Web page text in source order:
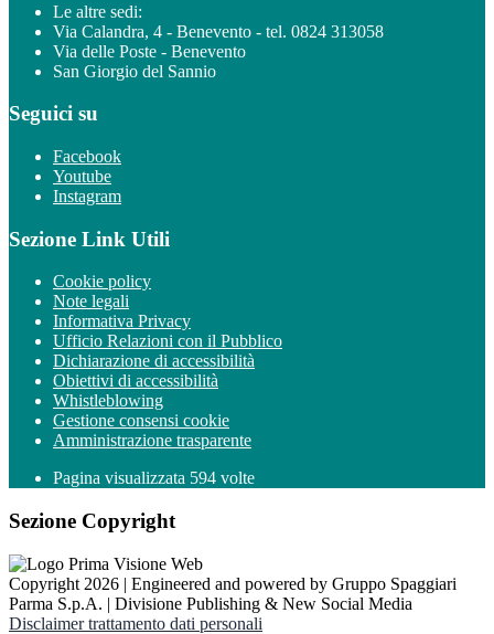
Le altre sedi:
Via Calandra, 4 - Benevento - tel. 0824 313058
Via delle Poste - Benevento
San Giorgio del Sannio
Seguici su
Facebook
Youtube
Instagram
Sezione Link Utili
Cookie policy
Note legali
Informativa Privacy
Ufficio Relazioni con il Pubblico
Dichiarazione di accessibilità
Obiettivi di accessibilità
Whistleblowing
Gestione consensi cookie
Amministrazione trasparente
Pagina visualizzata 594 volte
Sezione Copyright
Copyright 2026 | Engineered and powered by Gruppo Spaggiari
Parma S.p.A. | Divisione Publishing & New Social Media
Disclaimer trattamento dati personali